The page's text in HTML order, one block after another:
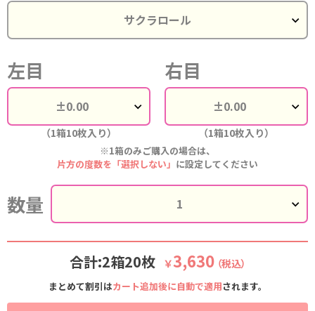
左目
（1箱10枚入り）
右目
（1箱10枚入り）
※1箱のみご購入の場合は、
片方の度数を「選択しない」 に設定してください
数量
合計:2箱20枚 ￥3,630 （税込）
まとめて割引はカート追加後に自動で適用されます。